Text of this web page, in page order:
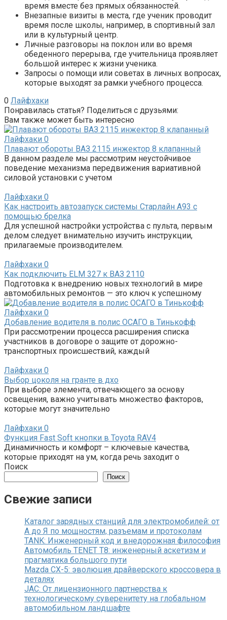
время вместе без прямых обязанностей.
Внезапные визиты в места, где ученик проводит
время после школы, например, в спортивный зал
или в культурный центр.
Личные разговоры на поклон или во время
обеденного перерыва, где учительница проявляет
большой интерес к жизни ученика.
Запросы о помощи или советах в личных вопросах,
которые выходят за рамки учебного процесса.
0 Лайфхаки
Понравилась статья? Поделиться с друзьями:
Вам также может быть интересно
Лайфхаки 0
Плавают обороты ВАЗ 2115 инжектор 8 клапанный
В данном разделе мы рассмотрим неустойчивое
поведение механизма передвижения вариативной
силовой установки с учетом
Лайфхаки 0
Как настроить автозапуск системы Старлайн А93 с
помощью брелка
Для успешной настройки устройства с пульта, первым
делом следует внимательно изучить инструкции,
прилагаемые производителем.
Лайфхаки 0
Как подключить ELM 327 к ВАЗ 2110
Подготовка к внедрению новых технологий в мире
автомобильных ремонтов — это ключ к успешному
Лайфхаки 0
Добавление водителя в полис ОСАГО в Тинькофф
При рассмотрении процесса расширения списка
участников в договоре о защите от дорожно-
транспортных происшествий, каждый
Лайфхаки 0
Выбор цоколя на гранте в дхо
При выборе элемента, отвечающего за основу
освещения, важно учитывать множество факторов,
которые могут значительно
Лайфхаки 0
Функция Fast Soft кнопки в Toyota RAV4
Динамичность и комфорт – ключевые качества,
которые приходят на ум, когда речь заходит о
Поиск
Поиск
Свежие записи
Каталог зарядных станций для электромобилей: от
А до Я по мощностям, разъемам и протоколам
TANK: Инженерный код и внедорожная философия
Автомобиль TENET T8: инженерный аскетизм и
прагматика большого пути
Mazda CX-5: эволюция драйверского кроссовера в
деталях
JAC: От лицензионного партнерства к
технологическому суверенитету на глобальном
автомобильном ландшафте